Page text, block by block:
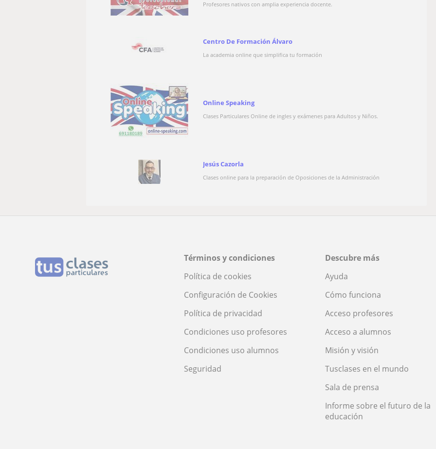
Profesores nativos con amplia experiencia docente.
Centro De Formación Álvaro
La academia online que simplifica tu formación
Online Speaking
Clases Particulares Online de ingles y exámenes para Adultos y Niños.
Jesús Cazorla
Clases online para la preparación de Oposiciones de la Administración
Términos y condiciones
Política de cookies
Configuración de Cookies
Política de privacidad
Condiciones uso profesores
Condiciones uso alumnos
Seguridad
Descubre más
Ayuda
Cómo funciona
Acceso profesores
Acceso a alumnos
Misión y visión
Tusclases en el mundo
Sala de prensa
Informe sobre el futuro de la
educación